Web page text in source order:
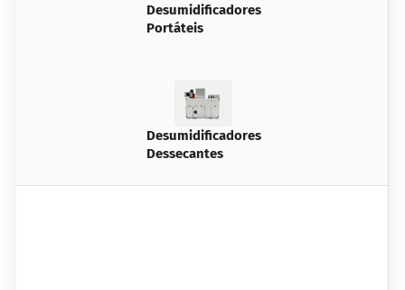
Desumidificadores
Portáteis
Desumidificadores
Dessecantes